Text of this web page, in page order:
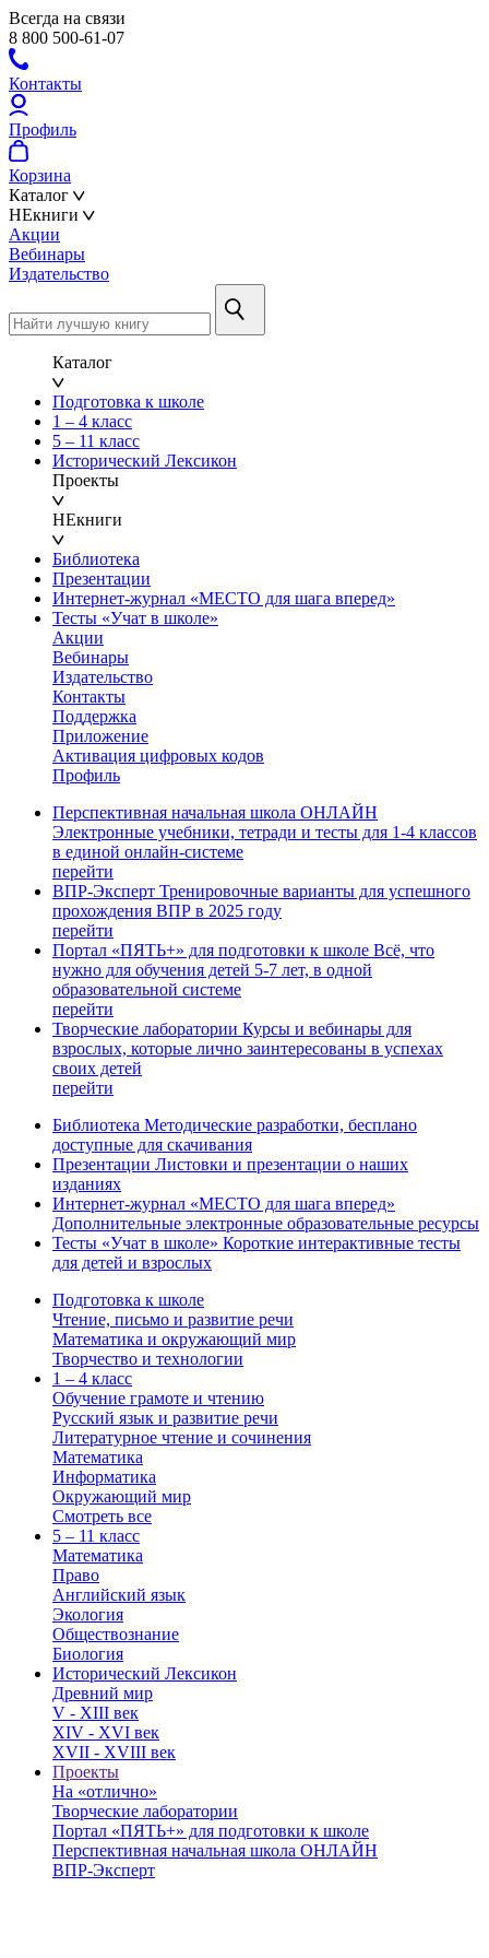
Всегда на связи
8 800 500-61-07
Контакты
Профиль
Корзина
Каталог
НЕкниги
Акции
Вебинары
Издательство
Каталог
Подготовка к школе
1 – 4 класс
5 – 11 класс
Исторический Лексикон
Проекты
НЕкниги
Библиотека
Презентации
Интернет-журнал «МЕСТО для шага вперед»
Тесты «Учат в школе»
Акции
Вебинары
Издательство
Контакты
Поддержка
Приложение
Активация цифровых кодов
Профиль
Перспективная начальная школа ОНЛАЙН
Электронные учебники, тетради и тесты для 1-4 классов
в единой онлайн-системе
перейти
ВПР-Эксперт Тренировочные варианты для успешного
прохождения ВПР в 2025 году
перейти
Портал «ПЯТЬ+» для подготовки к школе Всё, что
нужно для обучения детей 5-7 лет, в одной
образовательной системе
перейти
Творческие лаборатории Курсы и вебинары для
взрослых, которые лично заинтересованы в успехах
своих детей
перейти
Библиотека Методические разработки, бесплано
доступные для скачивания
Презентации Листовки и презентации о наших
изданиях
Интернет-журнал «МЕСТО для шага вперед»
Дополнительные электронные образовательные ресурсы
Тесты «Учат в школе» Короткие интерактивные тесты
для детей и взрослых
Подготовка к школе
Чтение, письмо и развитие речи
Математика и окружающий мир
Творчество и технологии
1 – 4 класс
Обучение грамоте и чтению
Русский язык и развитие речи
Литературное чтение и сочинения
Математика
Информатика
Окружающий мир
Смотреть все
5 – 11 класс
Математика
Право
Английский язык
Экология
Обществознание
Биология
Исторический Лексикон
Древний мир
V - XIII век
XIV - XVI век
XVII - XVIII век
Проекты
На «отлично»
Творческие лаборатории
Портал «ПЯТЬ+» для подготовки к школе
Перспективная начальная школа ОНЛАЙН
ВПР-Эксперт